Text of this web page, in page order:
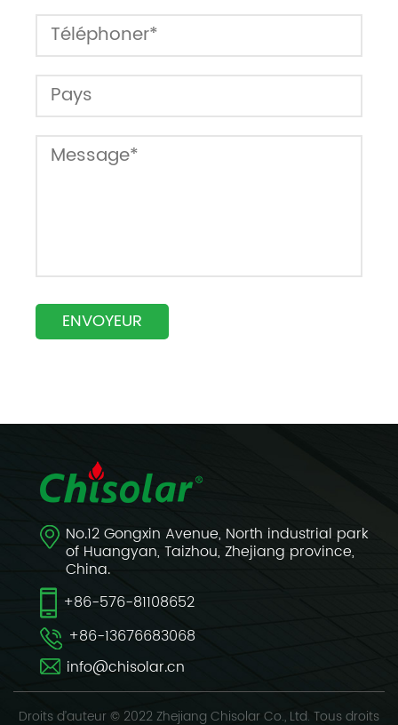
No.12 Gongxin Avenue, North industrial park
of Huangyan, Taizhou, Zhejiang province,
China.
+86-576-81108652
+86-13676683068
info@chisolar.cn
Droits d’auteur © 2022 Zhejiang Chisolar Co., Ltd. Tous droits